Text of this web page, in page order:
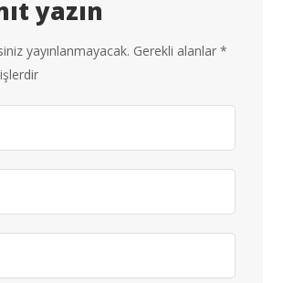
yazın
yayınlanmayacak. Gerekli alanlar*